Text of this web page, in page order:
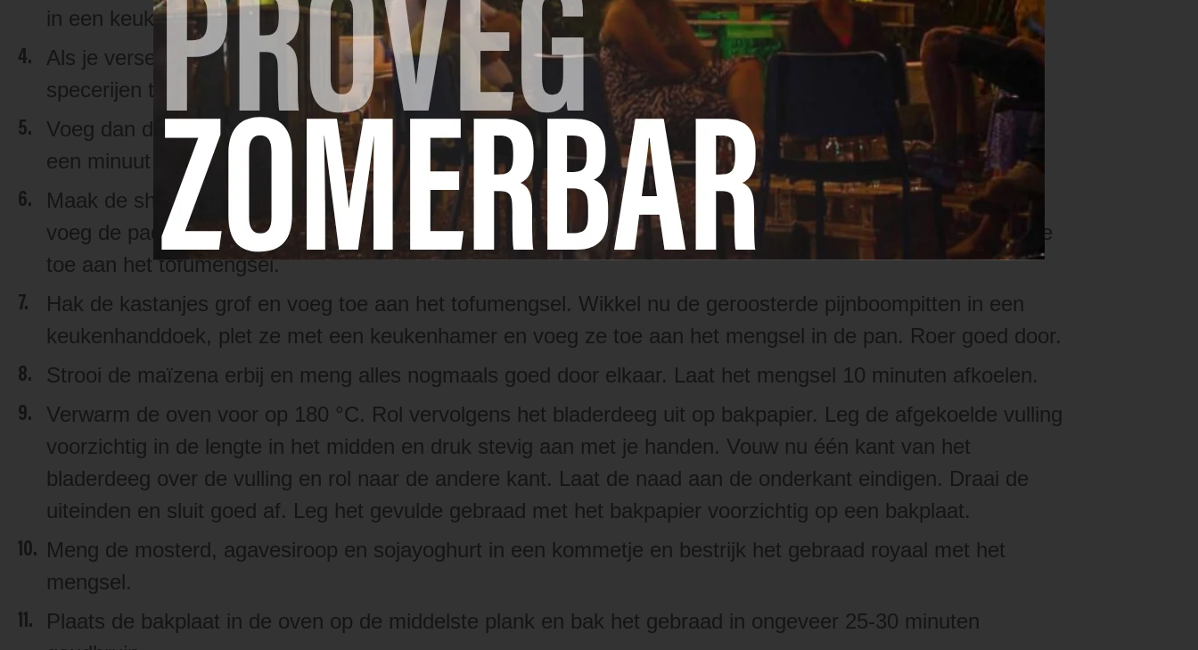
in een keukenmachine en voeg toe aan de pan.
Als je verse rozemarijn gebruikt, was je de naaldjes en hak je ze fijn. Voeg de kruiden en de overige
specerijen toe aan het tofu-uienmengsel. Bak ongeveer 5 minuten, roer regelmatig.
Voeg dan de soja- en worcestershiresaus toe en meng goed. Breng op smaak met zout en peper, laat nog
een minuut sudderen en haal dan van het vuur.
Maak de shiitake paddenstoelen schoon en hak ze grof. Verhit een beetje olijfolie in een middelgrote pan,
voeg de paddenstoelen toe en bak ze 3-4 minuten op middelhoog vuur. Zodra ze mooi bruin zijn, voeg je ze
toe aan het tofumengsel.
Hak de kastanjes grof en voeg toe aan het tofumengsel. Wikkel nu de geroosterde pijnboompitten in een
keukenhanddoek, plet ze met een keukenhamer en voeg ze toe aan het mengsel in de pan. Roer goed door.
Strooi de maïzena erbij en meng alles nogmaals goed door elkaar. Laat het mengsel 10 minuten afkoelen.
Verwarm de oven voor op 180 °C. Rol vervolgens het bladerdeeg uit op bakpapier. Leg de afgekoelde vulling
voorzichtig in de lengte in het midden en druk stevig aan met je handen. Vouw nu één kant van het
bladerdeeg over de vulling en rol naar de andere kant. Laat de naad aan de onderkant eindigen. Draai de
uiteinden en sluit goed af. Leg het gevulde gebraad met het bakpapier voorzichtig op een bakplaat.
Meng de mosterd, agavesiroop en sojayoghurt in een kommetje en bestrijk het gebraad royaal met het
mengsel.
Plaats de bakplaat in de oven op de middelste plank en bak het gebraad in ongeveer 25-30 minuten